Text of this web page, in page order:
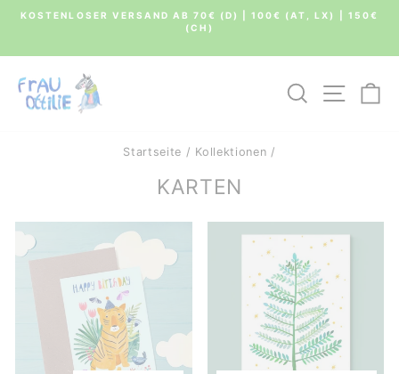
Pause
KOSTENLOSER VERSAND AB 70€ (D) | 100€ (AT, LX) | 150€
(CH)
SUCHE
Startseite / Kollektionen /
KARTEN